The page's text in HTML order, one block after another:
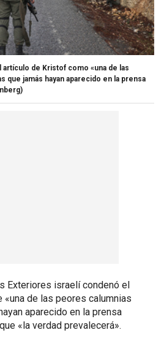
de Kristof como «una de las
que jamás hayan aparecido en la prensa
Exteriores israelí condenó el
de las peores calumnias
aparecido en la prensa
«la verdad prevalecerá».